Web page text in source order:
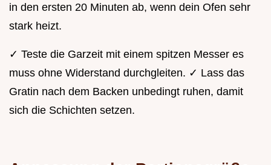
in den ersten 20 Minuten ab, wenn dein Ofen sehr
stark heizt.
✓ Teste die Garzeit mit einem spitzen Messer es
muss ohne Widerstand durchgleiten. ✓ Lass das
Gratin nach dem Backen unbedingt ruhen, damit
sich die Schichten setzen.